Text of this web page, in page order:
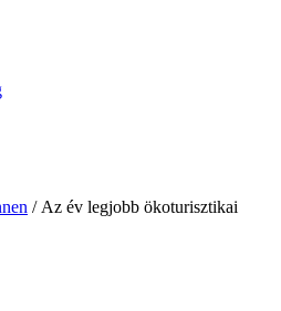
/ Az év legjobb ökoturisztikai